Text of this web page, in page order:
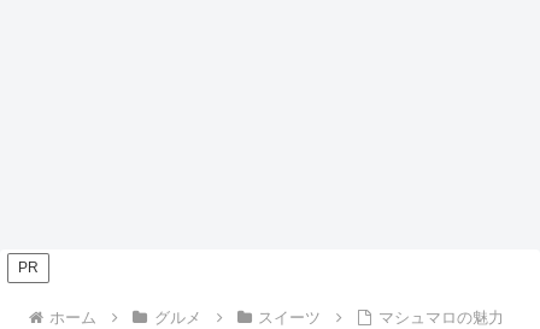
PR
ホーム グルメ スイーツ
マシュマロの魅力